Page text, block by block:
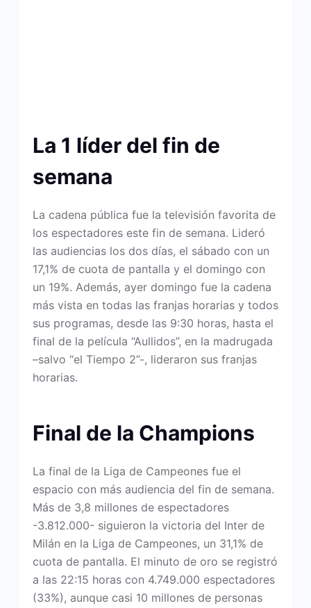
La 1 líder del fin de
semana
La cadena pública fue la televisión favorita de
los espectadores este fin de semana. Lideró
las audiencias los dos días, el sábado con un
17,1% de cuota de pantalla y el domingo con
un 19%. Además, ayer domingo fue la cadena
más vista en todas las franjas horarias y todos
sus programas, desde las 9:30 horas, hasta el
final de la película “Aullidos”, en la madrugada
–salvo “el Tiempo 2”-, lideraron sus franjas
horarias.
Final de la Champions
La final de la Liga de Campeones fue el
espacio con más audiencia del fin de semana.
Más de 3,8 millones de espectadores
-3.812.000- siguieron la victoria del Inter de
Milán en la Liga de Campeones, un 31,1% de
cuota de pantalla. El minuto de oro se registró
a las 22:15 horas con 4.749.000 espectadores
(33%), aunque casi 10 millones de personas